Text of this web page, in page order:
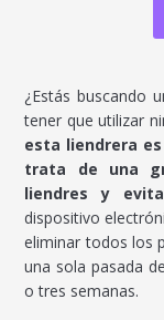
¿Estás buscando
tener que utilizar
esta liendrera
trata de una
liendres y
dispositivo
eliminar todos los
una sola pasada
o tres semanas.